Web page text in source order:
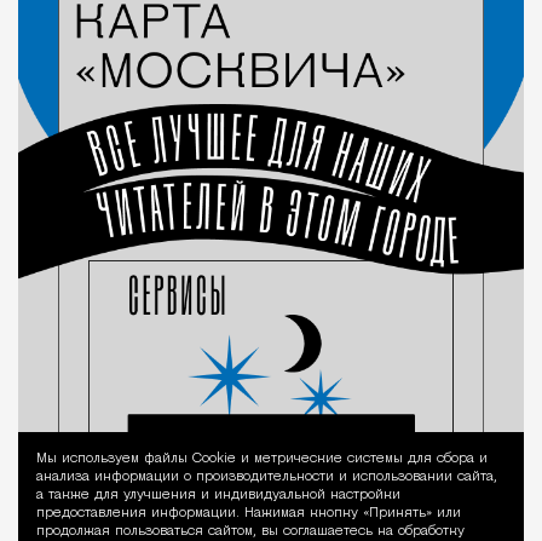
Уведомление
Мы используем файлы Сookie и метрические системы для сбора и
анализа информации о производительности и использовании сайта,
а также для улучшения и индивидуальной настройки
предоставления информации. Нажимая кнопку «Принять» или
продолжая пользоваться сайтом, вы соглашаетесь на обработку